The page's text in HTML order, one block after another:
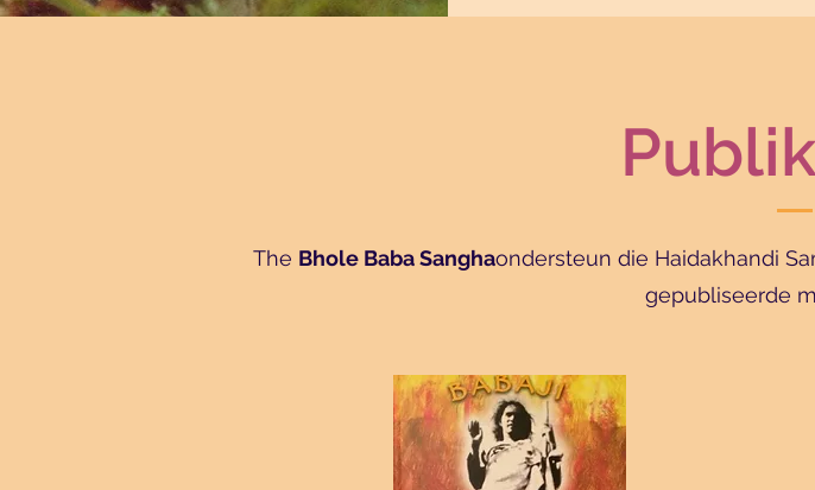
The Bhole Baba Sanghaondersteun die Haidakhandi
gepubliseerde